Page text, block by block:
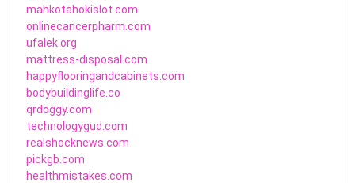
mahkotahokislot.com
onlinecancerpharm.com
ufalek.org
mattress-disposal.com
happyflooringandcabinets.com
bodybuildinglife.co
qrdoggy.com
technologygud.com
realshocknews.com
pickgb.com
healthmistakes.com